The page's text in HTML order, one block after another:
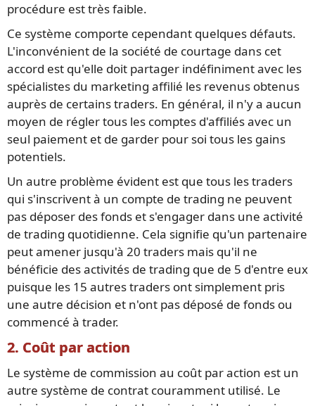
procédure est très faible.
Ce système comporte cependant quelques défauts.
L'inconvénient de la société de courtage dans cet
accord est qu'elle doit partager indéfiniment avec les
spécialistes du marketing affilié les revenus obtenus
auprès de certains traders. En général, il n'y a aucun
moyen de régler tous les comptes d'affiliés avec un
seul paiement et de garder pour soi tous les gains
potentiels.
Un autre problème évident est que tous les traders
qui s'inscrivent à un compte de trading ne peuvent
pas déposer des fonds et s'engager dans une activité
de trading quotidienne. Cela signifie qu'un partenaire
peut amener jusqu'à 20 traders mais qu'il ne
bénéficie des activités de trading que de 5 d'entre eux
puisque les 15 autres traders ont simplement pris
une autre décision et n'ont pas déposé de fonds ou
commencé à trader.
2. Coût par action
Le système de commission au coût par action est un
autre système de contrat couramment utilisé. Le